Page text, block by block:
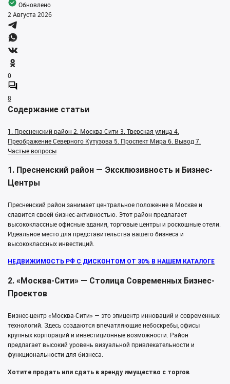
Обновлено
2 Августа 2026
0
8
Содержание статьи
1. Пресненский район 2. Москва-Сити 3. Тверская улица 4.
Преображение Северного Кутузова 5. Проспект Мира 6. Вывод 7.
Частые вопросы
1. Пресненский район — Эксклюзивность и Бизнес-
Центры
Пресненский район занимает центральное положение в Москве и
славится своей бизнес-активностью. Этот район предлагает
высококлассные офисные здания, торговые центры и роскошные отели.
Идеальное место для представительства вашего бизнеса и
высококлассных инвестиций.
НЕДВИЖИМОСТЬ РФ С ДИСКОНТОМ ОТ 30% В НАШЕМ КАТАЛОГЕ
2. «Москва-Сити» — Столица Современных Бизнес-
Проектов
Бизнес-центр «Москва-Сити» — это эпицентр инноваций и современных
технологий. Здесь создаются впечатляющие небоскребы, офисы
крупных корпораций и инвестиционные возможности. Район
предлагает высокий уровень визуальной привлекательности и
функциональности для бизнеса.
Хотите продать или сдать в аренду имущество с торгов